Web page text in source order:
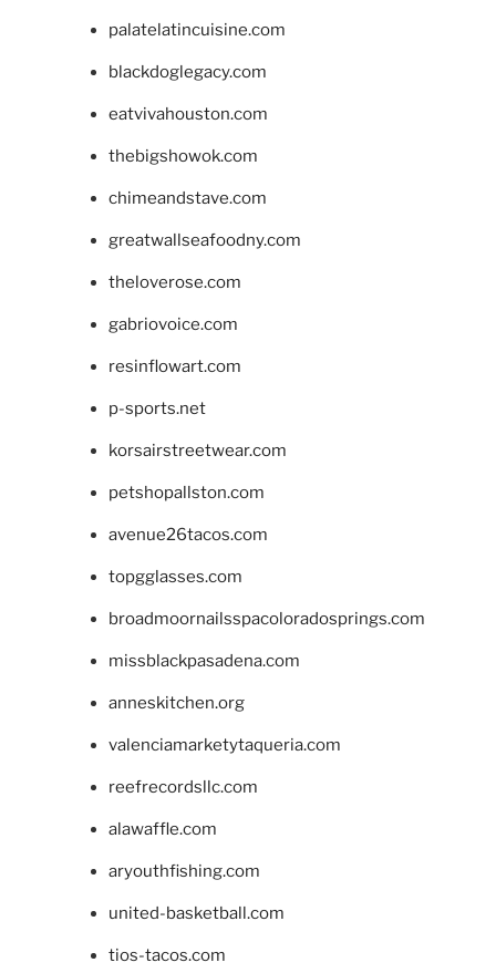
palatelatincuisine.com
blackdoglegacy.com
eatvivahouston.com
thebigshowok.com
chimeandstave.com
greatwallseafoodny.com
theloverose.com
gabriovoice.com
resinflowart.com
p-sports.net
korsairstreetwear.com
petshopallston.com
avenue26tacos.com
topgglasses.com
broadmoornailsspacoloradosprings.com
missblackpasadena.com
anneskitchen.org
valenciamarketytaqueria.com
reefrecordsllc.com
alawaffle.com
aryouthfishing.com
united-basketball.com
tios-tacos.com